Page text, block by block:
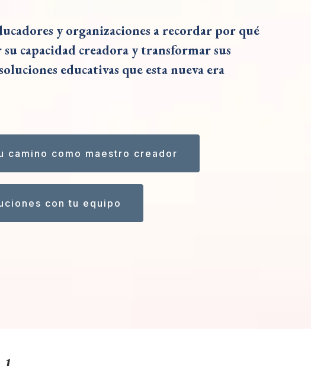
y organizaciones a recordar por qué
su capacidad creadora y transformar sus
educativas que esta nueva era
camino como maestro creador
con tu equipo